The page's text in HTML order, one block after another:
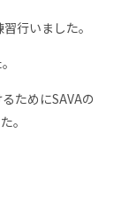
行いました。
ためにSAVAの
。